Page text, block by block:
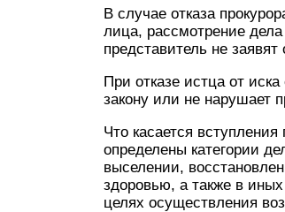
В случае отказа
лица, рассмотрение
представитель не заявят
При отказе истца от
закону или не нарушает
Что касается
определены категории
выселении,
здоровью, а также в
целях осуществления